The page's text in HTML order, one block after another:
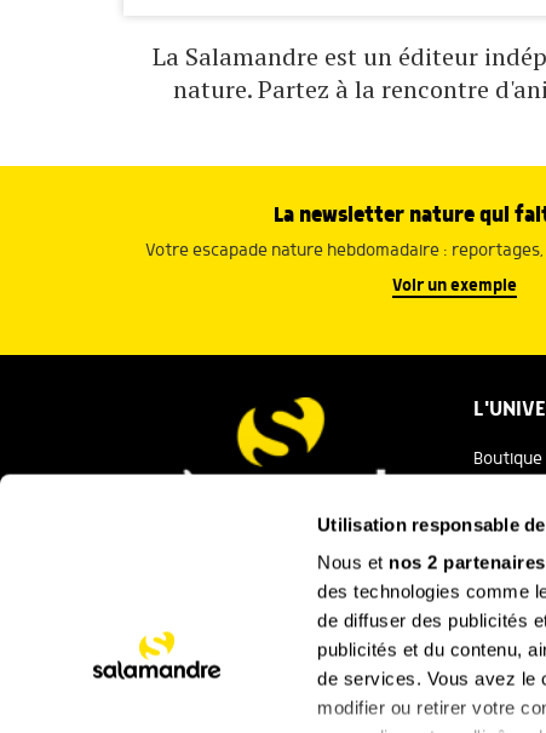
Utilisation responsable
Nous et nos 2 partenaires
des technologies comme
de diffuser des publicités
publicités et du contenu,
de services. Vous avez le
modifier ou retirer votre
La Salamandre est un éditeur
nature. Partez à la rencontre
La newsletter nature qui
Votre escapade nature hebdomadaire :
Voir un exemple
Festival
La